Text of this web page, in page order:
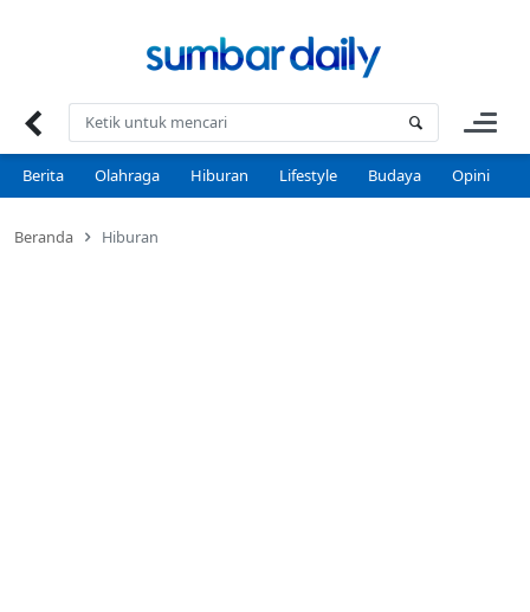
Berita Olahraga Hiburan Lifestyle Budaya Opini
Beranda Hiburan